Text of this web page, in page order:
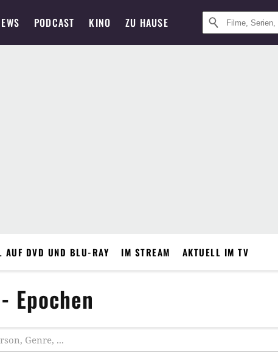
PODCAST KINO ZU HAUSE
AUF DVD UND BLU-RAY IM STREAM AKTUELL IM TV
Epochen